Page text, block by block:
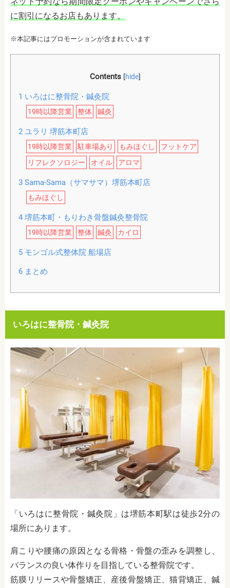
に割引になるお店もあります。
※本記事にはプロモーションが含まれています
Contents [hide]
1 いろはに整骨院・鍼灸院
19時以降営業 整体 鍼灸
2ユラリ 堺筋本町店
19時以降営業 駐車場あり もみほぐし
フットケア
リフレクソロジー
オイル アロマ
3Sama-Sama（サマサマ）堺筋本町店
もみほぐし
4堺筋本町・もりわき骨盤鍼灸整骨院
19時以降営業 整体 鍼灸 カイロ
5モンゴル式整体院 船場店
6まとめ
いろはに整骨院・鍼灸院
「いろはに整骨院・鍼灸院」は堺筋本町駅は徒歩2分の
場所にあります。
肩こりや腰痛の原因となる骨格・骨盤の歪みを調整し、
バランスの良い体作りを目指している整骨院です。
筋膜リリースや骨盤矯正、産後骨盤矯正、猫背矯正、鍼